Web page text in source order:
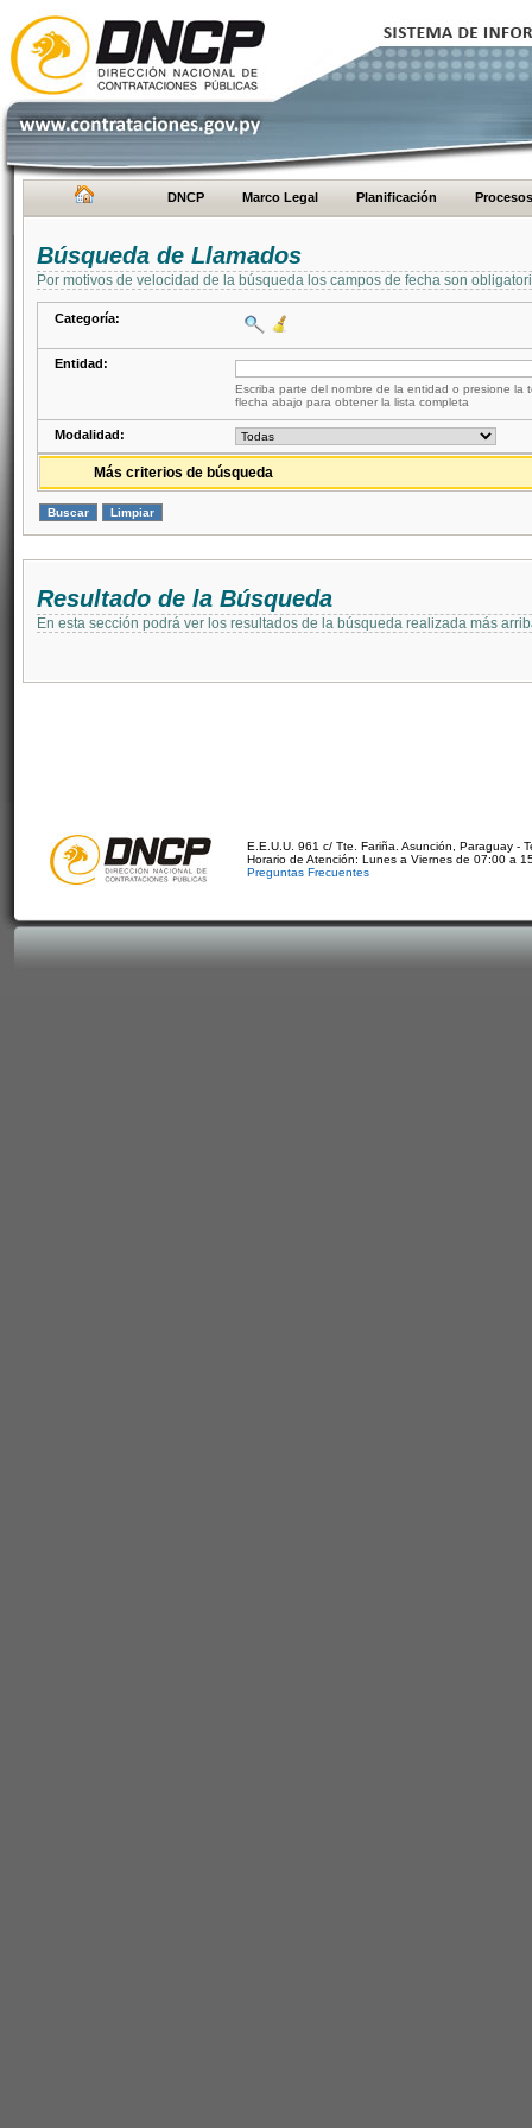
DNCP Marco Legal Planificación Procesos
Búsqueda de Llamados
Por motivos de velocidad de la búsqueda los campos de fecha son
Categoría:
Entidad:
Escriba parte del nombre de la entidad o presione la
flecha abajo para obtener la lista completa
Modalidad:
Más criterios de búsqueda
Resultado de la Búsqueda
En esta sección podrá ver los resultados de la búsqueda realizada más
E.E.U.U. 961 c/ Tte. Fariña. Asunción, Paraguay -
Horario de Atención: Lunes a Viernes de 07:00 a
Preguntas Frecuentes